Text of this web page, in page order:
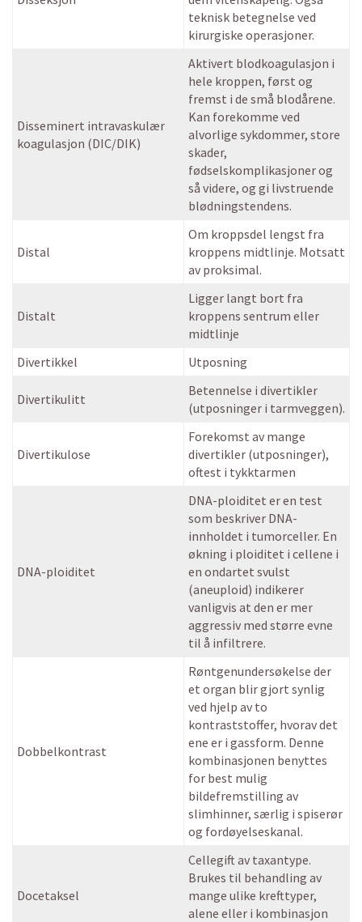
teknisk betegnelse ved
kirurgiske operasjoner.
Disseminert intravaskulær
koagulasjon (DIC/DIK)
Aktivert blodkoagulasjon i
hele kroppen, først og
fremst i de små blodårene.
Kan forekomme ved
alvorlige sykdommer, store
skader,
fødselskomplikasjoner og
så videre, og gi livstruende
blødningstendens.
Distal
Om kroppsdel lengst fra
kroppens midtlinje. Motsatt
av proksimal.
Distalt
Ligger langt bort fra
kroppens sentrum eller
midtlinje
Divertikkel
Utposning
Divertikulitt
Betennelse i divertikler
(utposninger i tarmveggen).
Divertikulose
Forekomst av mange
divertikler (utposninger),
oftest i tykktarmen
DNA-ploiditet
DNA-ploiditet er en test
som beskriver DNA-
innholdet i tumorceller. En
økning i ploiditet i cellene i
en ondartet svulst
(aneuploid) indikerer
vanligvis at den er mer
aggressiv med større evne
til å infiltrere.
Dobbelkontrast
Røntgenundersøkelse der
et organ blir gjort synlig
ved hjelp av to
kontraststoffer, hvorav det
ene er i gassform. Denne
kombinasjonen benyttes
for best mulig
bildefremstilling av
slimhinner, særlig i spiserør
og fordøyelseskanal.
Docetaksel
Cellegift av taxantype.
Brukes til behandling av
mange ulike krefttyper,
alene eller i kombinasjon